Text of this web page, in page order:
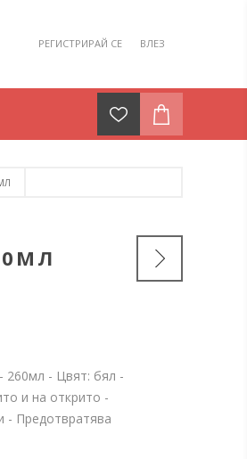
РЕГИСТРИРАЙ СЕ ВЛЕЗ
260мл - Цвят: бял -
и на открито -
- Предотвратява